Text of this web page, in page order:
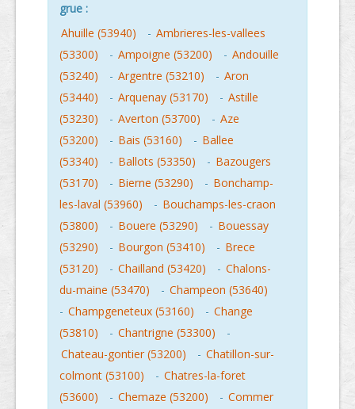
grue :
Ahuille (53940)
- Ambrieres-les-vallees
(53300)
- Ampoigne (53200) - Andouille
(53240)
- Argentre (53210) - Aron
(53440)
- Arquenay (53170) - Astille
(53230)
- Averton (53700) - Aze
(53200)
- Bais (53160) - Ballee
(53340)
- Ballots (53350) - Bazougers
(53170)
- Bierne (53290) - Bonchamp-
les-laval (53960)
- Bouchamps-les-craon
(53800)
- Bouere (53290) - Bouessay
(53290)
- Bourgon (53410) - Brece
(53120)
- Chailland (53420) - Chalons-
du-maine (53470)
- Champeon (53640)
- Champgeneteux (53160) - Change
(53810)
- Chantrigne (53300)
-
Chateau-gontier (53200)
- Chatillon-sur-
colmont (53100)
- Chatres-la-foret
(53600)
- Chemaze (53200) - Commer